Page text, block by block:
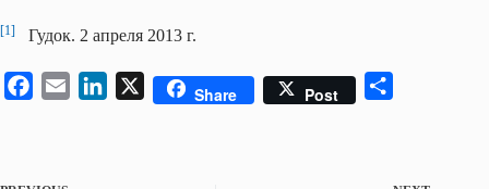
[1] Гудок. 2 апреля 2013 г.
X Share Post